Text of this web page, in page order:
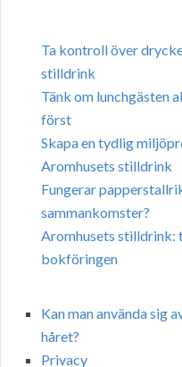
Ta kontroll över
stilldrink
Tänk om lunchgästen
först
Skapa en tydlig
Aromhusets stilldrink
Fungerar
sammankomster?
Aromhusets stilldrink:
bokföringen
Kan man använda sig
håret?
Privacy